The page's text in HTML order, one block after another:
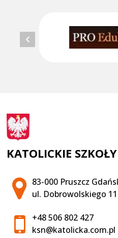
KATOLICKIE
Adres pocztowy:
83-000 Pruszcz
ul. Dobrowolskiego 11
+48 506 802 427
ksn@katolicka.com.pl